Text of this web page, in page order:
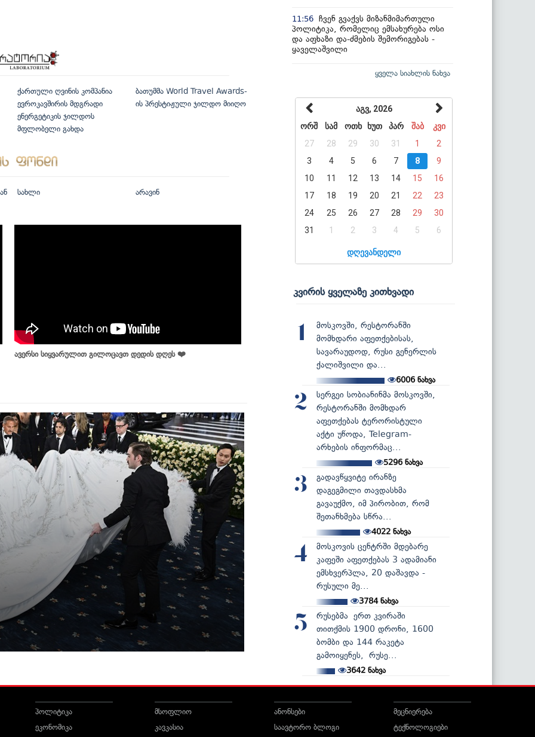
ქართული ღვინის კომპანია
ევროკავშირის მდგრადი
ენერგეტიკის ჯილდოს
მფლობელი გახდა
ბათუმმა World Travel Awards-
ის პრესტიჟული ჯილდო მიიღო
სახლი არავინ
ავერსი სიყვარულით გილოცავთ დედის დღეს ❤️
11:56 ჩვენ გვაქვს მიზანმიმართული
პოლიტიკა, რომელიც ემსახურება ოსი
და აფხაზი და-ძმების შემორიგებას -
ყაველაშვილი
ყველა სიახლის ნახვა
აგვ, 2026
ორშ
სამ ოთხ ხუთ პარ შაბ
კვი
27
28 29 30 31 1
2
3
4 5 6 7 8
9
10
11 12 13 14 15
16
17
18 19 20 21 22
23
24
25 26 27 28 29
30
31
1 2 3 4 5 6
დღევანდელი
კვირის ყველაზე კითხვადი
1
მოსკოვში, რესტორანში
მომხდარი აფეთქებისას,
სავარაუდოდ, რუსი გენერლის
ქალიშვილი და...
6006ნახვა
2
სერგეი სობიანინმა მოსკოვში,
რესტორანში მომხდარ
აფეთქებას ტერორისტული
აქტი უწოდა, Telegram-
არხების ინფორმაც...
5296ნახვა
3
გადავწყვიტე ირანზე
დაგეგმილი თავდასხმა
გავაუქმო, იმ პირობით, რომ
შეთანხმება სწრა...
4022ნახვა
4
მოსკოვის ცენტრში მდებარე
კაფეში აფეთქებას 3 ადამიანი
ემსხვერპლა, 20 დაშავდა -
რუსული მე...
3784ნახვა
5
რუსებმა ერთ კვირაში
თითქმის 1900 დრონი, 1600
ბომბი და 144 რაკეტა
გამოიყენეს, რუსე...
3642 ნახვა
პოლიტიკა
ეკონომიკა
მსოფლიო
კავკასია
ანონსები
საავტორო ბლოგი
მეცნიერება
ტექნოლოგიები